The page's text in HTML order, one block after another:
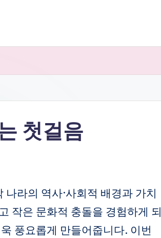
첫걸음
라의 역사·사회적 배경과 가치
작은 문화적 충돌을 경험하게 되
풍요롭게 만들어줍니다. 이번